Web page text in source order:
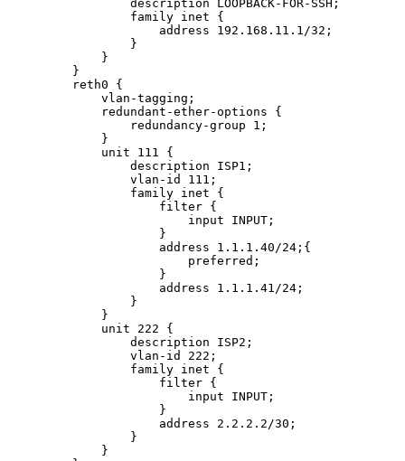
            description LOOPBACK-FOR-SSH;
            family inet {
                address 192.168.11.1/32;
            }
        }
    }
    reth0 {
        vlan-tagging;
        redundant-ether-options {
            redundancy-group 1;
        }
        unit 111 {
            description ISP1;
            vlan-id 111;
            family inet {
                filter {
                    input INPUT;
                }
                address 1.1.1.40/24;{
                    preferred;
                }
                address 1.1.1.41/24;
            }
        }
        unit 222 {
            description ISP2;
            vlan-id 222;
            family inet {
                filter {
                    input INPUT;
                }
                address 2.2.2.2/30;
            }
        }